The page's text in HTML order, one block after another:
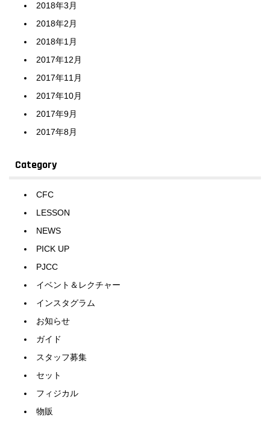
2018年3月
2018年2月
2018年1月
2017年12月
2017年11月
2017年10月
2017年9月
2017年8月
Category
CFC
LESSON
NEWS
PICK UP
PJCC
イベント＆レクチャー
インスタグラム
お知らせ
ガイド
スタッフ募集
セット
フィジカル
物販